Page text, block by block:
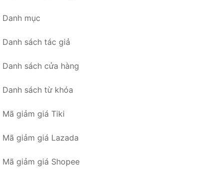
Danh mục
Danh sách tác giả
Danh sách cửa hàng
Danh sách từ khóa
Mã giảm giá Tiki
Mã giảm giá Lazada
Mã giảm giá Shopee